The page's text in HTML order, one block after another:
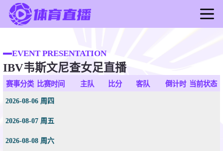
足球直播
篮球直播
足球录像
篮球新闻
EVENT PRESENTATION
IBV韦斯文尼查女足直播
赛事分类 比赛时间 主队 比分 客队 倒计时 当前状态
2026-08-06 周四
2026-08-07 周五
2026-08-08 周六